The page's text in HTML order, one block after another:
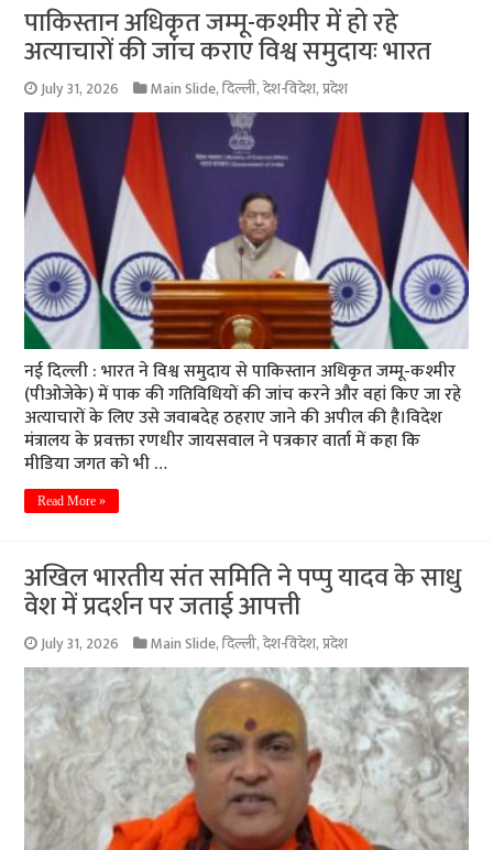
पाकिस्तान अधिकृत जम्मू-कश्मीर में हो रहे
अत्याचारों की जांच कराए विश्व समुदायः भारत
July 31, 2026 Main Slide,दिल्ली,देश-विदेश,प्रदेश
नई दिल्ली : भारत ने विश्व समुदाय से पाकिस्तान अधिकृत जम्मू-कश्मीर
(पीओजेके) में पाक की गतिविधियों की जांच करने और वहां किए जा रहे
अत्याचारों के लिए उसे जवाबदेह ठहराए जाने की अपील की है।विदेश
मंत्रालय के प्रवक्ता रणधीर जायसवाल ने पत्रकार वार्ता में कहा कि
मीडिया जगत को भी …
Read More »
अखिल भारतीय संत समिति ने पप्पु यादव के साधु
वेश में प्रदर्शन पर जताई आपत्ती
July 31, 2026 Main Slide,दिल्ली,देश-विदेश,प्रदेश